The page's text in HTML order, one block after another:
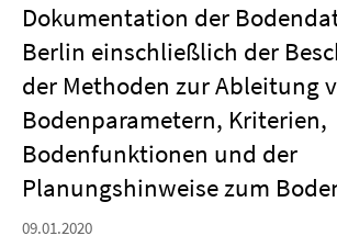
Dokumentation der
Berlin einschließlich der
der Methoden zur Ableitung
Bodenparametern, Kriterien,
Bodenfunktionen und der
Planungshinweise zum
09.01.2020